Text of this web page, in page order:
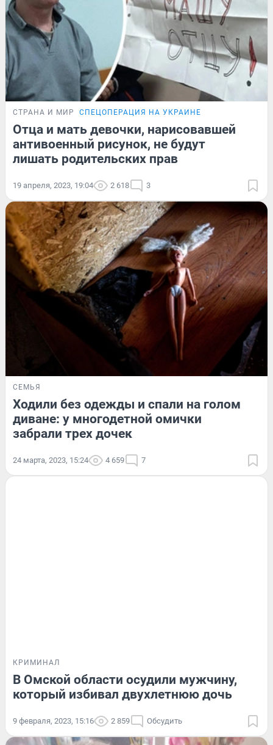
СТРАНА И МИР СПЕЦОПЕРАЦИЯ НА УКРАИНЕ
Отца и мать девочки, нарисовавшей
антивоенный рисунок, не будут
лишать родительских прав
19 апреля, 2023, 19:04 2 618 3
СЕМЬЯ
Ходили без одежды и спали на голом
диване: у многодетной омички
забрали трех дочек
24 марта, 2023, 15:24 4 659 7
КРИМИНАЛ
В Омской области осудили мужчину,
который избивал двухлетнюю дочь
9 февраля, 2023, 15:16 2 859 Обсудить